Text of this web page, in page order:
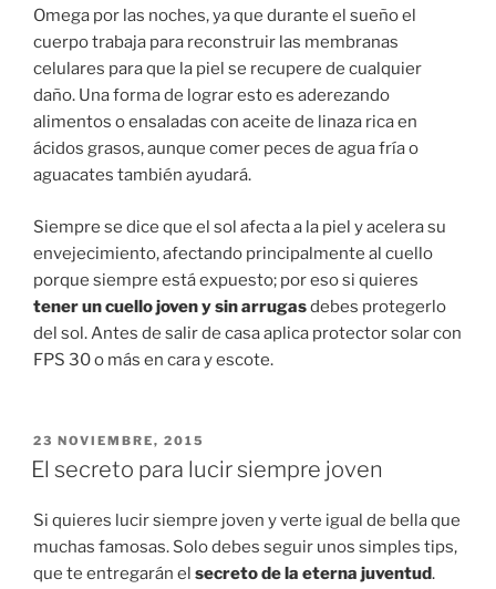
Omega por las noches, ya que durante el sueño el
cuerpo trabaja para reconstruir las membranas
celulares para que la piel se recupere de cualquier
daño. Una forma de lograr esto es aderezando
alimentos o ensaladas con aceite de linaza rica en
ácidos grasos, aunque comer peces de agua fría o
aguacates también ayudará.
Siempre se dice que el sol afecta a la piel y acelera su
envejecimiento, afectando principalmente al cuello
porque siempre está expuesto; por eso si quieres
tener un cuello joven y sin arrugasdebes protegerlo
del sol. Antes de salir de casa aplica protector solar con
FPS 30 o más en cara y escote.
PUBLICADO
EN
23 NOVIEMBRE, 2015
El secreto para lucir siempre joven
Si quieres lucir siempre joven y verte igual de bella que
muchas famosas. Solo debes seguir unos simples tips,
que te entregarán el secreto de la eterna juventud.